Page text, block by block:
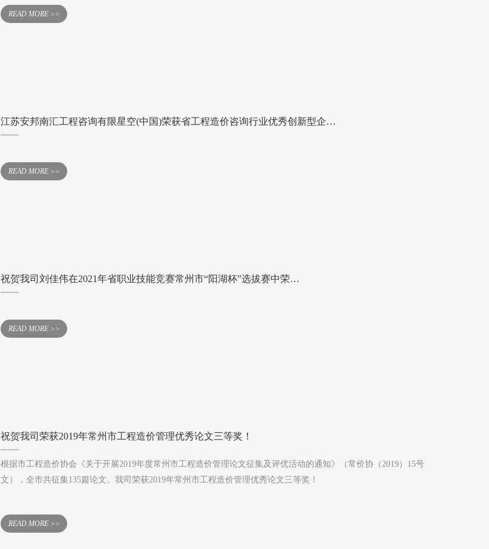
READ MORE >>
江苏安邦南汇工程咨询有限星空(中国)荣获省工程造价咨询行业优秀创新型企…
READ MORE >>
祝贺我司刘佳伟在2021年省职业技能竞赛常州市“阳湖杯”选拔赛中荣…
READ MORE >>
祝贺我司荣获2019年常州市工程造价管理优秀论文三等奖！
根据市工程造价协会《关于开展2019年度常州市工程造价管理论文征集及评优活动的通知》（常价协（2019）15号
文），全市共征集135篇论文。我司荣获2019年常州市工程造价管理优秀论文三等奖！
READ MORE >>